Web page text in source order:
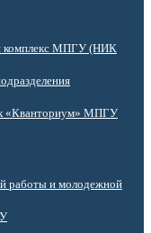
комплекс МПГУ (НИК
«Кванториум» МПГУ
работы и молодежной